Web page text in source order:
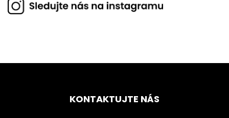
KONTAKTUJTE NÁS